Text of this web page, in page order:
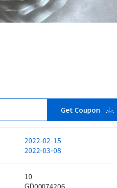
Get Coupon
2022-02-15
2022-03-08
10
GD00074206